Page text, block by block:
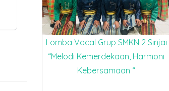
SMKN 2
SINJAI
24-02-2026 pukul
14:34
Lomba Vocal Grup SMKN 2 Sinjai
“Melodi Kemerdekaan, Harmoni
Kebersamaan “